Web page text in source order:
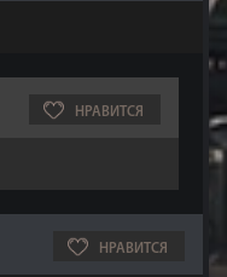
НРАВИТСЯ
НРАВИТСЯ